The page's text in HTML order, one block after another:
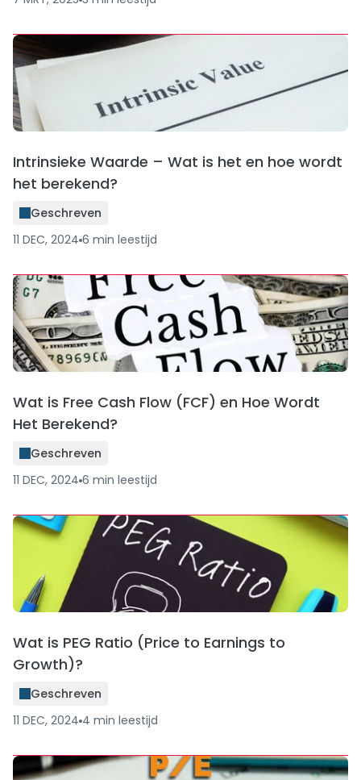
Intrinsieke Waarde – Wat is het en hoe wordt
het berekend?
Geschreven
11 DEC, 2024 6 min leestijd
Wat is Free Cash Flow (FCF) en Hoe Wordt
Het Berekend?
Geschreven
11 DEC, 2024 6 min leestijd
Wat is PEG Ratio (Price to Earnings to
Growth)?
Geschreven
11 DEC, 2024 4 min leestijd